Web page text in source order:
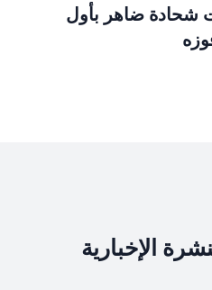
شحادة ضاهر بأول
الإخبارية